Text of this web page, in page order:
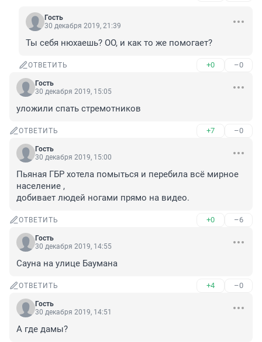
Гость
30 декабря 2019, 21:39
Ты себя нюхаешь? ОО, и как то же помогает?
ОТВЕТИТЬ +0 –0
Гость
30 декабря 2019, 15:05
уложили спать стремотников
ОТВЕТИТЬ +7 –0
Гость
30 декабря 2019, 15:00
Пьяная ГБР хотела помыться и перебила всё мирное
население ,
добивает людей ногами прямо на видео.
ОТВЕТИТЬ +0 –6
Гость
30 декабря 2019, 14:55
Сауна на улице Баумана
ОТВЕТИТЬ +4 –0
Гость
30 декабря 2019, 14:51
А где дамы?